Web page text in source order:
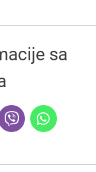
sa